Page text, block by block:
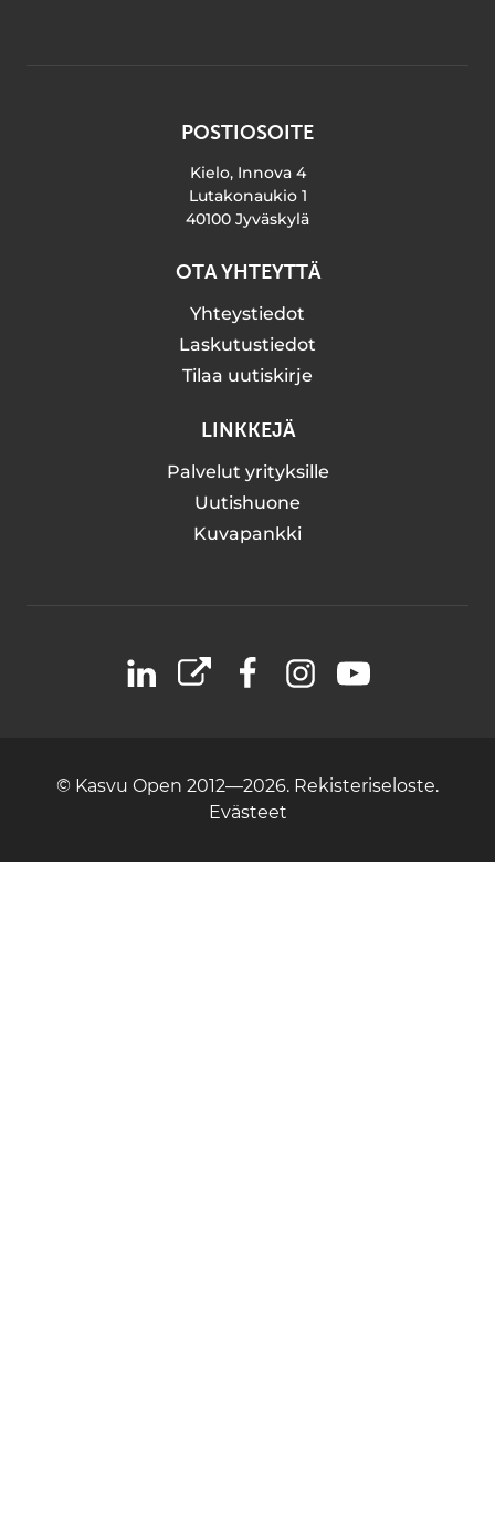
POSTIOSOITE
Kielo, Innova 4
Lutakonaukio 1
40100 Jyväskylä
OTA YHTEYTTÄ
Yhteystiedot
Laskutustiedot
Tilaa uutiskirje
LINKKEJÄ
Palvelut yrityksille
Uutishuone
Kuvapankki
LinkedIn
X FacebookInstagramYouTube
© Kasvu Open 2012—2026. Rekisteriseloste.
Evästeet